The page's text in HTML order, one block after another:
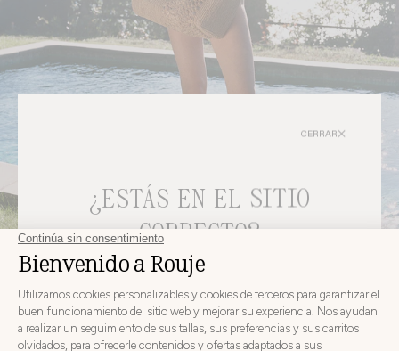
CERRAR
¿ESTÁS EN EL SITIO
CORRECTO?
ELIJA SU PAÍS E IDIOMA DE ENTREGA ANTES DE
REALIZAR EL PEDIDO
Bolsos